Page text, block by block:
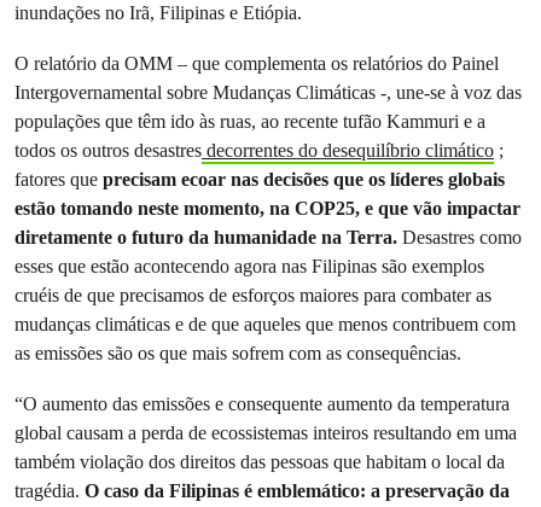
inundações no Irã, Filipinas e Etiópia.
O relatório da OMM – que complementa os relatórios do Painel
Intergovernamental sobre Mudanças Climáticas -, une-se à voz das
populações que têm ido às ruas, ao recente tufão Kammuri e a
todos os outros desastres decorrentes do desequilíbrio climático ;
fatores que precisam ecoar nas decisões que os líderes globais
estão tomando neste momento, na COP25, e que vão impactar
diretamente o futuro da humanidade na Terra. Desastres como
esses que estão acontecendo agora nas Filipinas são exemplos
cruéis de que precisamos de esforços maiores para combater as
mudanças climáticas e de que aqueles que menos contribuem com
as emissões são os que mais sofrem com as consequências.
“O aumento das emissões e consequente aumento da temperatura
global causam a perda de ecossistemas inteiros resultando em uma
também violação dos direitos das pessoas que habitam o local da
tragédia. O caso da Filipinas é emblemático: a preservação da